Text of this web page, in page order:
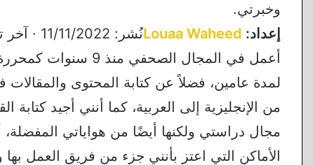
وخبرتي.
إعداد: Louaa Waheedنُشر: 11/11/2022 · آخر تحديث: 15/11/2023
أعمل في المجال
لمدة عامين، فضلاً عن كتابة المحتوى
من الإنجليزية إلى العربية، كما أنني أجيد
مجال دراستي ولكنها أيضًا من هواياتي
الأماكن التي اعتز بأنني جزء من فريق العمل